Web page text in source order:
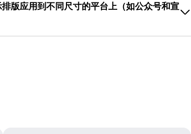
用留白和色块进行空间分割，在不同逻辑段落之间增
一组。在美图设计室中，你可以通过调整文本框的内
版应用到不同尺寸的平台上（如公众号和宣